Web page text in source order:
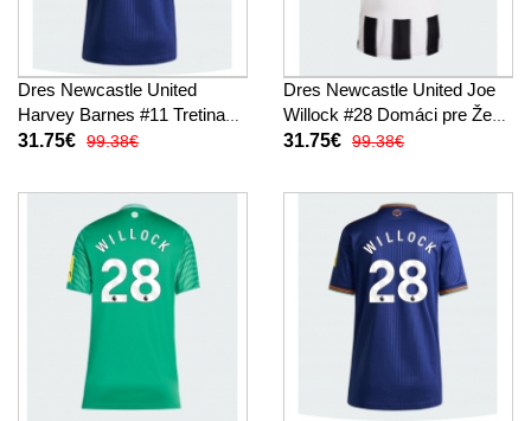
Dres Newcastle United
Harvey Barnes #11 Tretina
pre Ženy 2025-26 Krátky
31.75€ 99.38€
Dres Newcastle United Joe
Willock #28 Domáci pre Ženy
2025-26 Krátky Rukáv
31.75€ 99.38€